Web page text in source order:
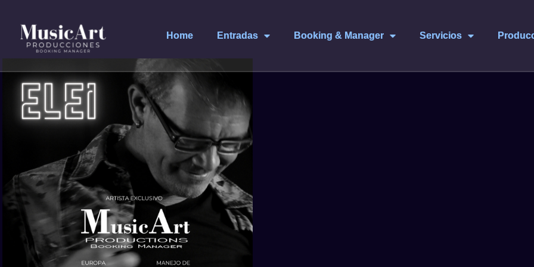
Home Entradas Booking & Manager Servicios